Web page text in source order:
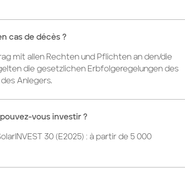
cas de décès ?
mit allen Rechten und Pflichten an den/die
die gesetzlichen Erbfolgeregelungen des
Anlegers.
vous investir ?
30 (E2025) : à partir de 5 000